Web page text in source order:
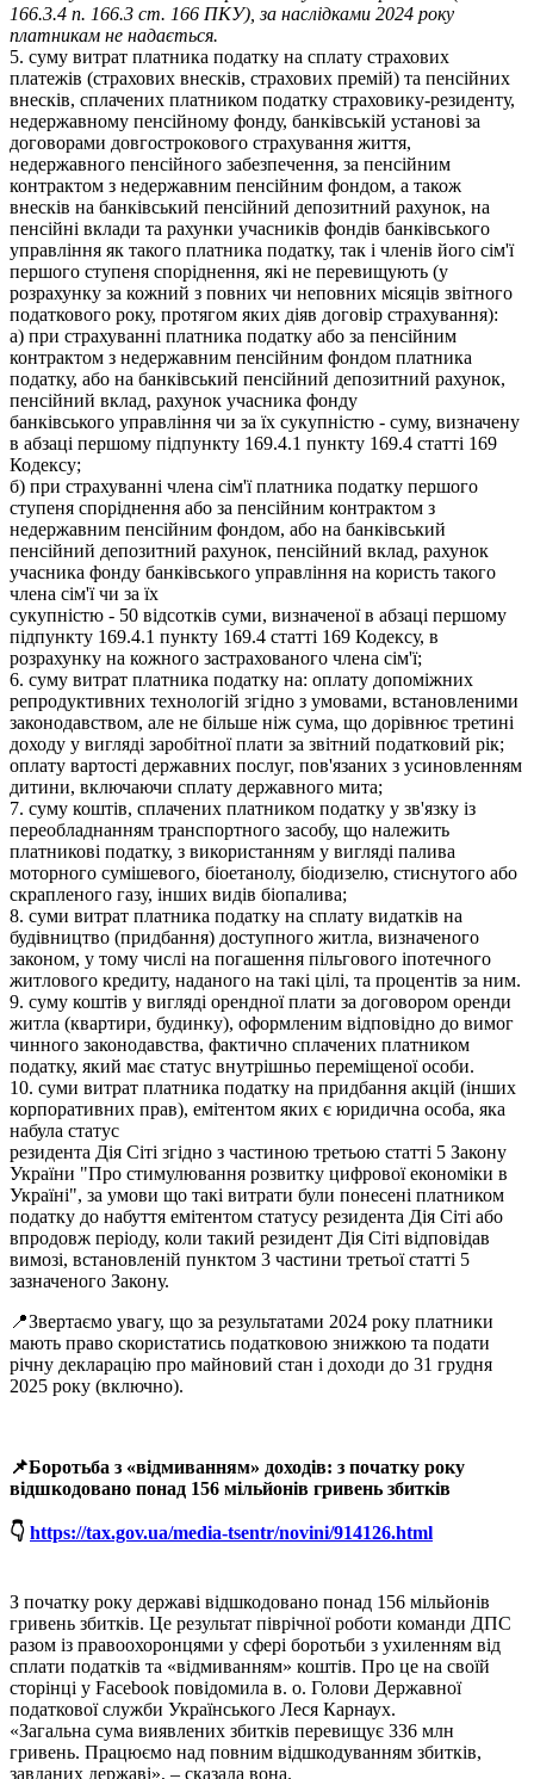
166.3.4 п. 166.3 ст. 166 ПКУ), за наслідками 2024 року
платникам не надається.
5. суму витрат платника податку на сплату страхових
платежів (страхових внесків, страхових премій) та пенсійних
внесків, сплачених платником податку страховику-резиденту,
недержавному пенсійному фонду, банківській установі за
договорами довгострокового страхування життя,
недержавного пенсійного забезпечення, за пенсійним
контрактом з недержавним пенсійним фондом, а також
внесків на банківський пенсійний депозитний рахунок, на
пенсійні вклади та рахунки учасників фондів банківського
управління як такого платника податку, так і членів його сім'ї
першого ступеня споріднення, які не перевищують (у
розрахунку за кожний з повних чи неповних місяців звітного
податкового року, протягом яких діяв договір страхування):
а) при страхуванні платника податку або за пенсійним
контрактом з недержавним пенсійним фондом платника
податку, або на банківський пенсійний депозитний рахунок,
пенсійний вклад, рахунок учасника фонду
банківського управління чи за їх сукупністю - суму, визначену
в абзаці першому підпункту 169.4.1 пункту 169.4 статті 169
Кодексу;
б) при страхуванні члена сім'ї платника податку першого
ступеня споріднення або за пенсійним контрактом з
недержавним пенсійним фондом, або на банківський
пенсійний депозитний рахунок, пенсійний вклад, рахунок
учасника фонду банківського управління на користь такого
члена сім'ї чи за їх
сукупністю - 50 відсотків суми, визначеної в абзаці першому
підпункту 169.4.1 пункту 169.4 статті 169 Кодексу, в
розрахунку на кожного застрахованого члена сім'ї;
6. суму витрат платника податку на: оплату допоміжних
репродуктивних технологій згідно з умовами, встановленими
законодавством, але не більше ніж сума, що дорівнює третині
доходу у вигляді заробітної плати за звітний податковий рік;
оплату вартості державних послуг, пов'язаних з усиновленням
дитини, включаючи сплату державного мита;
7. суму коштів, сплачених платником податку у зв'язку із
переобладнанням транспортного засобу, що належить
платникові податку, з використанням у вигляді палива
моторного сумішевого, біоетанолу, біодизелю, стиснутого або
скрапленого газу, інших видів біопалива;
8. суми витрат платника податку на сплату видатків на
будівництво (придбання) доступного житла, визначеного
законом, у тому числі на погашення пільгового іпотечного
житлового кредиту, наданого на такі цілі, та процентів за ним.
9. суму коштів у вигляді орендної плати за договором оренди
житла (квартири, будинку), оформленим відповідно до вимог
чинного законодавства, фактично сплачених платником
податку, який має статус внутрішньо переміщеної особи.
10. суми витрат платника податку на придбання акцій (інших
корпоративних прав), емітентом яких є юридична особа, яка
набула статус
резидента Дія Сіті згідно з частиною третьою статті 5 Закону
України "Про стимулювання розвитку цифрової економіки в
Україні", за умови що такі витрати були понесені платником
податку до набуття емітентом статусу резидента Дія Сіті або
впродовж періоду, коли такий резидент Дія Сіті відповідав
вимозі, встановленій пунктом 3 частини третьої статті 5
зазначеного Закону.
📍Звертаємо увагу, що за результатами 2024 року платники
мають право скористатись податковою знижкою та подати
річну декларацію про майновий стан і доходи до 31 грудня
2025 року (включно).
📌Боротьба з «відмиванням» доходів: з початку року
відшкодовано понад 156 мільйонів гривень збитків
👇 https://tax.gov.ua/media-tsentr/novini/914126.html
З початку року державі відшкодовано понад 156 мільйонів
гривень збитків. Це результат піврічної роботи команди ДПС
разом із правоохоронцями у сфері боротьби з ухиленням від
сплати податків та «відмиванням» коштів. Про це на своїй
сторінці у Facebook повідомила в. о. Голови Державної
податкової служби Українського Леся Карнаух.
«Загальна сума виявлених збитків перевищує 336 млн
гривень. Працюємо над повним відшкодуванням збитків,
завданих державі», – сказала вона.